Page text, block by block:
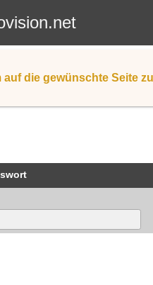
auf die gewünschte Seite